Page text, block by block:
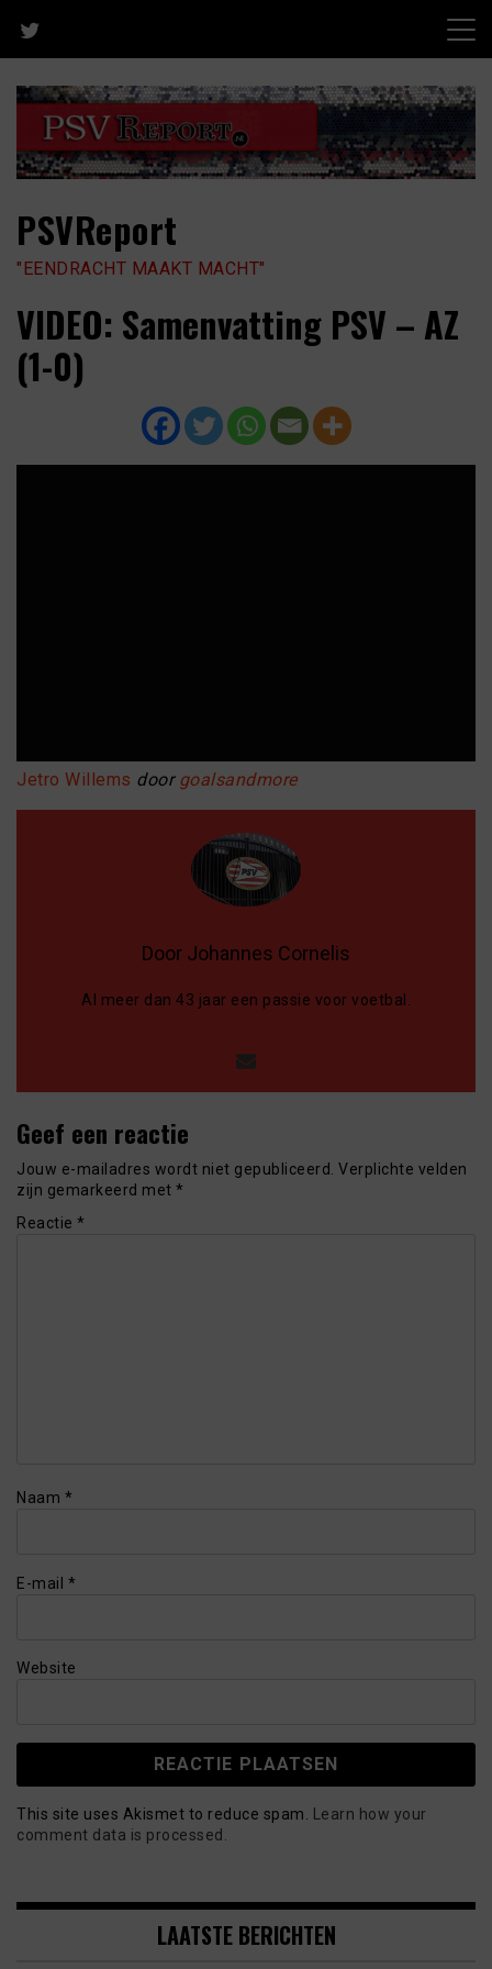
content
PSVReport
"EENDRACHT MAAKT MACHT"
VIDEO: Samenvatting PSV – AZ
(1-0)
Jetro Willems door goalsandmore
Door Johannes Cornelis
Al meer dan 43 jaar een passie voor voetbal.
Geef een reactie
Jouw e-mailadres wordt niet gepubliceerd. Verplichte velden
zijn gemarkeerd met *
Reactie *
Naam *
E-mail *
Website
This site uses Akismet to reduce spam.
Learn how your
comment data is processed.
LAATSTE BERICHTEN